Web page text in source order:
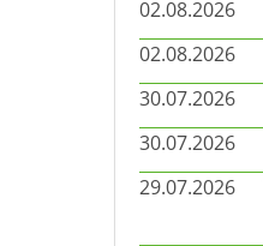
02.08.2026
02.08.2026
30.07.2026
30.07.2026
29.07.2026